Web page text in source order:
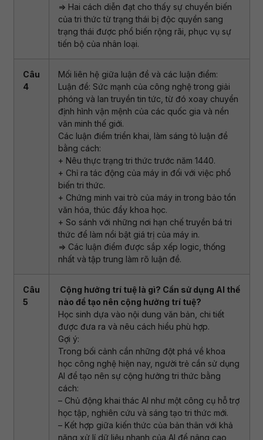
=> Hai cách diễn đạt cho thấy sự chuyển biến
của tri thức từ trạng thái bị độc quyền sang
trạng thái được phổ biến rộng rãi, phục vụ sự
tiến bộ của nhân loại.
Câu
4
Mối liên hệ giữa luận đề và các luận điểm:
Luận đề: Sức mạnh của công nghệ trong giải
phóng và lan truyền tin tức, từ đó xoay chuyển
định hình vận mệnh của các quốc gia và nền
văn minh thế giới.
Các luận điểm triển khai, làm sáng tỏ luận đề
bằng cách:
+ Nêu thực trạng tri thức trước năm 1440.
+ Chỉ ra tác động của máy in đối với việc phổ
biến tri thức.
+ Chứng minh vai trò của máy in trong bảo tồn
văn hóa, thúc đẩy khoa học.
+ So sánh với những nơi hạn chế truyền bá tri
thức để làm nổi bật giá trị của máy in.
=> Các luận điểm được sắp xếp logic, thống
nhất và tập trung làm rõ luận đề.
Câu
5
Cộng hưởng trí tuệ là gì? Cần sử dụng AI thế
nào để tạo nên cộng hưởng trí tuệ?
Học sinh dựa vào nội dung văn bản, chi tiết
được đưa ra và nêu cách hiểu phù hợp.
Gợi ý:
Trong bối cảnh cần những đột phá về khoa
học công nghệ hiện nay, người trẻ cần sử dụng
AI để tạo nên sự cộng hưởng tri thức bằng
cách:
– Chủ động khai thác AI như một công cụ hỗ trợ
học tập, nghiên cứu và sáng tạo tri thức mới.
– Kết hợp giữa kiến thức của bản thân với khả
năng xử lí dữ liệu nhanh của AI để nâng cao